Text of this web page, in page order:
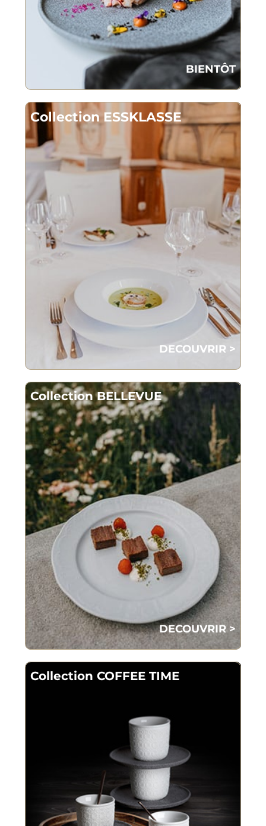
BIENTÔT
Collection ESSKLASSE
DECOUVRIR >
Collection BELLEVUE
DECOUVRIR >
Collection COFFEE TIME